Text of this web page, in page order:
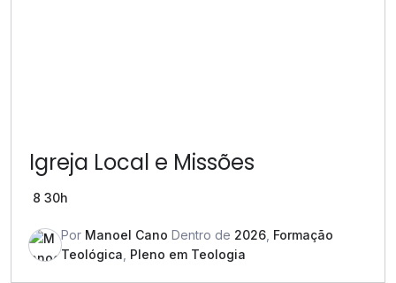
Igreja Local e Missões
8 30h
Por Manoel Cano Dentro de 2026 Formação
Teológica Pleno em Teologia